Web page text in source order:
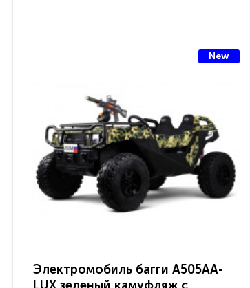
New
Электромобиль багги A505AA-